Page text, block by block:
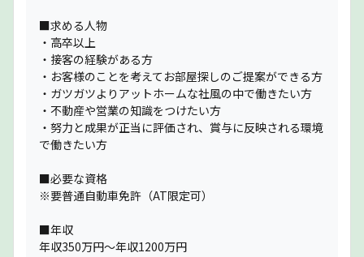
■求める人物
・高卒以上
・接客の経験がある方
・お客様のことを考えてお部屋探しのご提案ができる方
・ガツガツよりアットホームな社風の中で働きたい方
・不動産や営業の知識をつけたい方
・努力と成果が正当に評価され、賞与に反映される環境
で働きたい方
■必要な資格
※要普通自動車免許（AT限定可）
■年収
年収350万円〜年収1200万円